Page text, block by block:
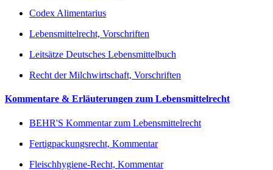
Codex Alimentarius
Lebensmittelrecht, Vorschriften
Leitsätze Deutsches Lebensmittelbuch
Recht der Milchwirtschaft, Vorschriften
Kommentare & Erläuterungen zum Lebensmittelrecht
BEHR'S Kommentar zum Lebensmittelrecht
Fertigpackungsrecht, Kommentar
Fleischhygiene-Recht, Kommentar